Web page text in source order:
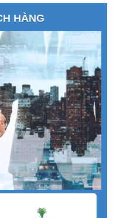
HÀNG